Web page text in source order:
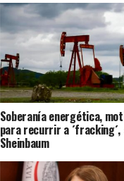
Soberanía energética,
para recurrir a
Sheinbaum